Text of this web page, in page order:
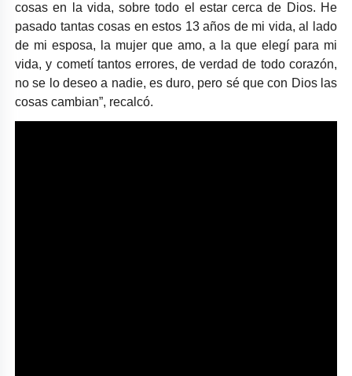
cosas en la vida, sobre todo el estar cerca de Dios. He
pasado tantas cosas en estos 13 años de mi vida, al lado
de mi esposa, la mujer que amo, a la que elegí para mi
vida, y cometí tantos errores, de verdad de todo corazón,
no se lo deseo a nadie, es duro, pero sé que con Dios las
cosas cambian”, recalcó.